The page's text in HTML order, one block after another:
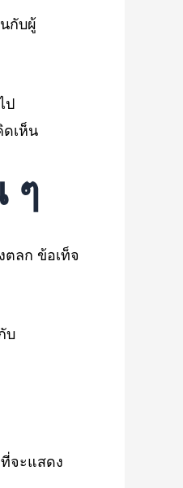
กับผู้
ป
ดเห็น
ๆ
ลก ข้อเท็จ
บ
จะแสดง